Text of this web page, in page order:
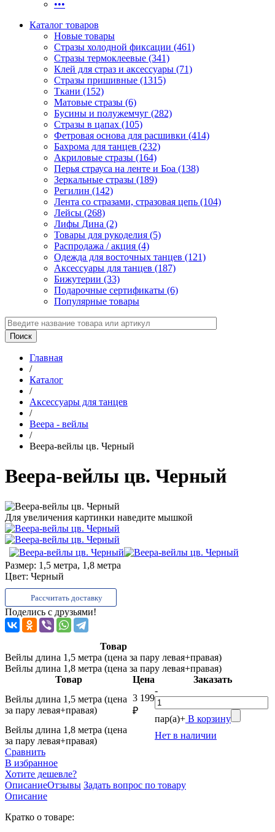
•••
Каталог товаров
Новые товары
Стразы холодной фиксации (461)
Стразы термоклеевые (341)
Клей для страз и аксессуары (71)
Стразы пришивные (1315)
Ткани (152)
Матовые стразы (6)
Бусины и полужемчуг (282)
Стразы в цапах (105)
Фетровая основа для расшивки (414)
Бахрома для танцев (232)
Акриловые стразы (164)
Перья страуса на ленте и Боа (138)
Зеркальные стразы (189)
Регилин (142)
Лента со стразами, стразовая цепь (104)
Лейсы (268)
Лифы Дина (2)
Товары для рукоделия (5)
Распродажа / акция (4)
Одежда для восточных танцев (121)
Аксессуары для танцев (187)
Бижутерии (33)
Подарочные сертификаты (6)
Популярные товары
Главная
/
Каталог
/
Аксессуары для танцев
/
Веера - вейлы
/
Веера-вейлы цв. Черный
Веера-вейлы цв. Черный
Для увеличения картинки наведите мышкой
Размер: 1,5 метра, 1,8 метра
Цвет: Черный
Рассчитать доставку
Поделись с друзьями!
Товар
Вейлы длина 1,5 метра (цена за пару левая+правая)
Вейлы длина 1,8 метра (цена за пару левая+правая)
Товар
Цена
Заказать
Вейлы длина 1,5 метра (цена
за пару левая+правая)
3 199
₽
-
пар(а)+ В корзину
Вейлы длина 1,8 метра (цена
за пару левая+правая)
Нет в наличии
Сравнить
В избранное
Хотите дешевле?
ОписаниеОтзывы Задать вопрос по товару
Описание
Кратко о товаре: